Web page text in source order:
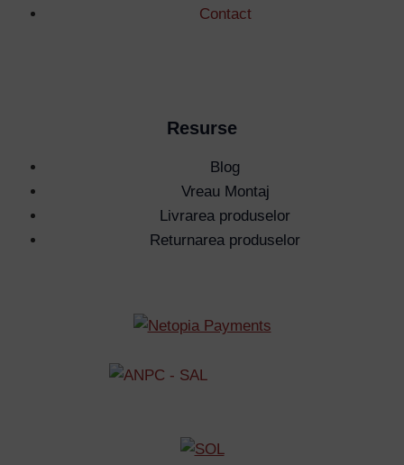
Contact
Resurse
Blog
Vreau Montaj
Livrarea produselor
Returnarea produselor